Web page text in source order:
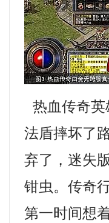
热血传奇
法盾摔坏了
弃了，迷失
钳虫。传奇
第一时间想